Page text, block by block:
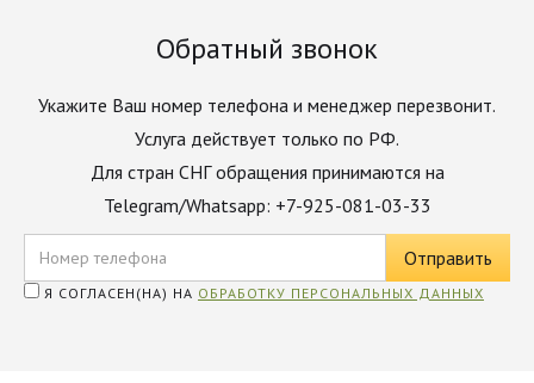
Обратный звонок
Укажите Ваш номер телефона и менеджер перезвонит.
Услуга действует только по РФ.
Для стран СНГ обращения принимаются на
Telegram/Whatsapp: +7-925-081-03-33
Я СОГЛАСЕН(НА) НА ОБРАБОТКУ ПЕРСОНАЛЬНЫХ ДАННЫХ